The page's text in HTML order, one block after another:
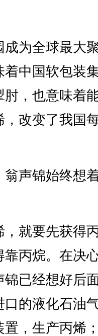
为全球最大
中国软包装
，也意味着
改变了我国
声锦始终想
就要先获得
丙烷。在决
锦已经想好后
的液化石油
，生产丙烯